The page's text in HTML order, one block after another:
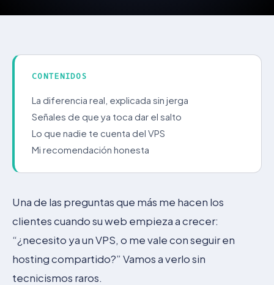
CONTENIDOS
La diferencia real, explicada sin jerga
Señales de que ya toca dar el salto
Lo que nadie te cuenta del VPS
Mi recomendación honesta
Una de las preguntas que más me hacen los
clientes cuando su web empieza a crecer:
“¿necesito ya un VPS, o me vale con seguir en
hosting compartido?” Vamos a verlo sin
tecnicismos raros.